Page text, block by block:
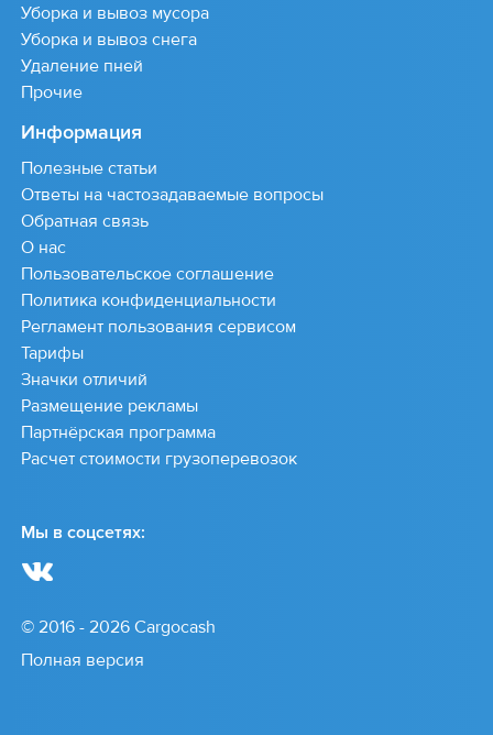
Уборка и вывоз мусора
Уборка и вывоз снега
Удаление пней
Прочие
Информация
Полезные статьи
Ответы на частозадаваемые вопросы
Обратная связь
О нас
Пользовательское соглашение
Политика конфиденциальности
Регламент пользования сервисом
Тарифы
Значки отличий
Размещение рекламы
Партнёрская программа
Расчет стоимости грузоперевозок
Мы в соцсетях:
© 2016 - 2026 Cargocash
Полная версия